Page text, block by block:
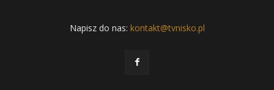
Napisz do nas: kontakt@tvnisko.pl